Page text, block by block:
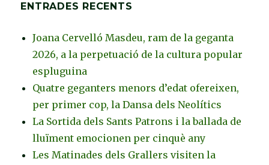
ENTRADES RECENTS
Joana Cervelló Masdeu, ram de la geganta
2026, a la perpetuació de la cultura popular
espluguina
Quatre geganters menors d’edat ofereixen,
per primer cop, la Dansa dels Neolítics
La Sortida dels Sants Patrons i la ballada de
lluïment emocionen per cinquè any
Les Matinades dels Grallers visiten la